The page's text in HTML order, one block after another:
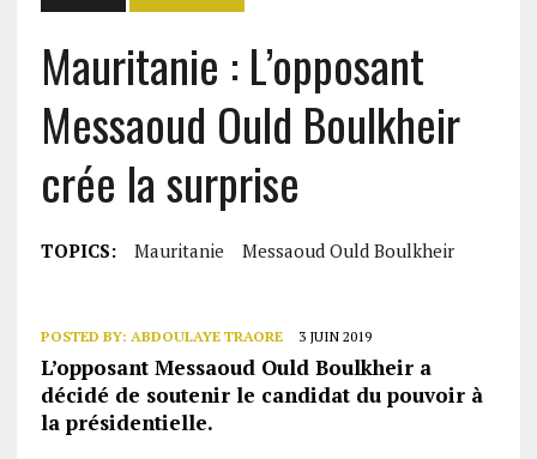
Mauritanie : L’opposant
Messaoud Ould Boulkheir
crée la surprise
TOPICS: Mauritanie Messaoud Ould Boulkheir
POSTED BY: ABDOULAYE TRAORE 3 JUIN 2019
L’opposant Messaoud Ould Boulkheir a
décidé de soutenir le candidat du pouvoir à
la présidentielle.